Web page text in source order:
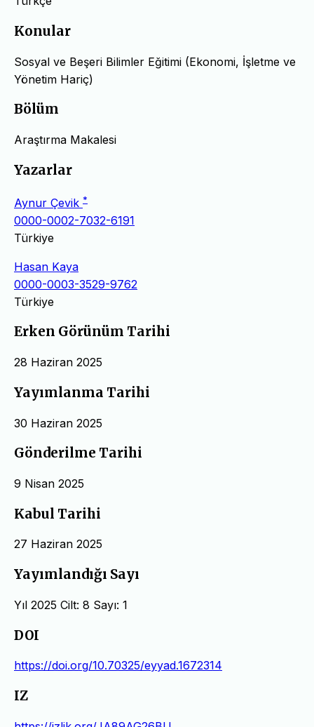
Konular
Sosyal ve Beşeri Bilimler Eğitimi (Ekonomi, İşletme ve
Yönetim Hariç)
Bölüm
Araştırma Makalesi
Yazarlar
Aynur Çevik *
0000-0002-7032-6191
Türkiye
Hasan Kaya
0000-0003-3529-9762
Türkiye
Erken Görünüm Tarihi
28 Haziran 2025
Yayımlanma Tarihi
30 Haziran 2025
Gönderilme Tarihi
9 Nisan 2025
Kabul Tarihi
27 Haziran 2025
Yayımlandığı Sayı
Yıl 2025 Cilt: 8 Sayı: 1
DOI
https://doi.org/10.70325/eyyad.1672314
IZ